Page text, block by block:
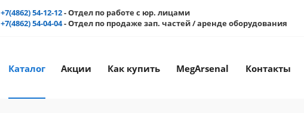
+7(4862) 54-12-12- Отдел по работе с юр. лицами
+7(4862) 54-04-04- Отдел по продаже зап. частей / аренде оборудования
Каталог Акции Как купить MegArsenal Контакты